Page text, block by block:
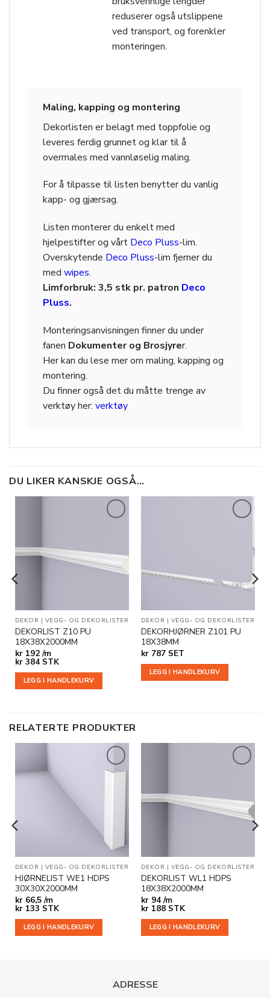
reduserer også utslippene
ved transport, og forenkler
monteringen.
Maling, kapping og montering
Dekorlisten er belagt med toppfolie og
leveres ferdig grunnet og klar til å
overmales med vannløselig maling.
For å tilpasse til listen benytter du vanlig
kapp- og gjærsag.
Listen monterer du enkelt med
hjelpestifter og vårt Deco Pluss-lim.
Overskytende Deco Pluss-lim fjerner du
med wipes.
Limforbruk: 3,5 stk pr. patron Deco
Pluss.
Monteringsanvisningen finner du under
fanen Dokumenter og Brosjyrer.
Her kan du lese mer om maling, kapping og
montering.
Du finner også det du måtte trenge av
verktøy her: verktøy
DU LIKER KANSKJE OGSÅ…
ønskeliste
DEKOR | VEGG- OG DEKORLISTER
DEKORLIST Z10 PU
18X38X2000MM
kr192 /m
kr384 STK
LEGG I HANDLEKURV
DEKOR | VEGG- OG DEKORLISTER
DEKORHJØRNER Z101 PU
18X38MM
kr787 SET
LEGG I HANDLEKURV
RELATERTE PRODUKTER
DEKOR | VEGG- OG DEKORLISTER
HJØRNELIST WE1 HDPS
30X30X2000MM
kr66,5 /m
kr133 STK
LEGG I HANDLEKURV
ønskeliste
DEKOR | VEGG- OG DEKORLISTER
DEKORLIST WL1 HDPS
18X38X2000MM
kr94 /m
kr188 STK
LEGG I HANDLEKURV
|VEGG- OG DEKORLISTER
ADRESSE